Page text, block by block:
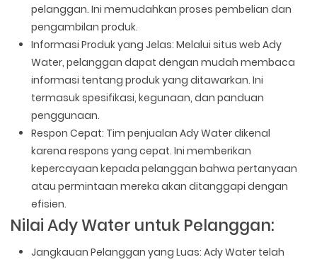
pelanggan. Ini memudahkan proses pembelian dan
pengambilan produk.
Informasi Produk yang Jelas: Melalui situs web Ady
Water, pelanggan dapat dengan mudah membaca
informasi tentang produk yang ditawarkan. Ini
termasuk spesifikasi, kegunaan, dan panduan
penggunaan.
Respon Cepat: Tim penjualan Ady Water dikenal
karena respons yang cepat. Ini memberikan
kepercayaan kepada pelanggan bahwa pertanyaan
atau permintaan mereka akan ditanggapi dengan
efisien.
Nilai Ady Water untuk Pelanggan:
Jangkauan Pelanggan yang Luas: Ady Water telah